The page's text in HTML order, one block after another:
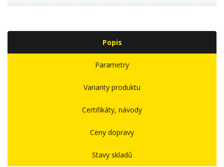
Popis
Parametry
Varianty produktu
Certifikáty, návody
Ceny dopravy
Stavy skladů